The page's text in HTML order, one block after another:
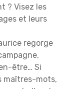
? Visez les
et leurs
regorge
être… Si
maîtres-mots,